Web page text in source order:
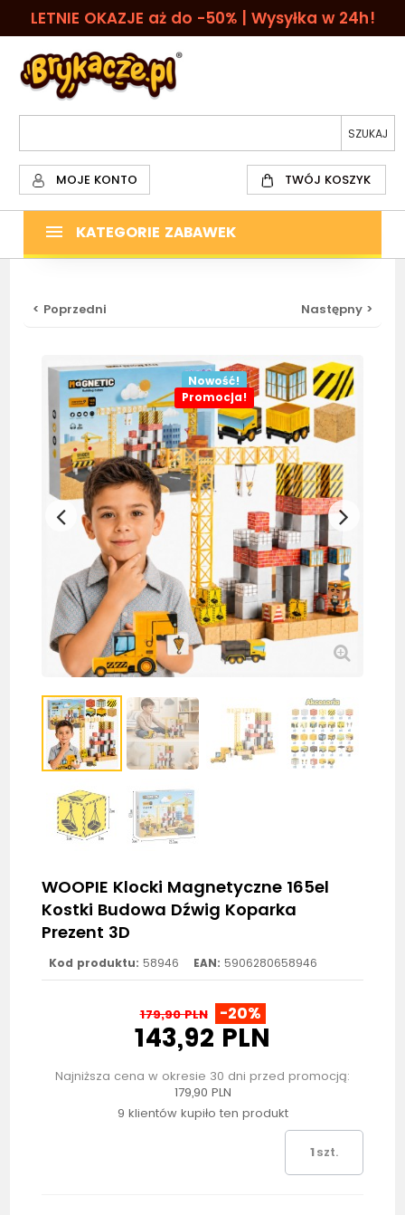
LETNIE OKAZJE aż do -50% | Wysyłka w 24h!
MOJE KONTO TWÓJ KOSZYK
KATEGORIE ZABAWEK
< Poprzedni Następny >
Nowość!
Promocja!
WOOPIE Klocki Magnetyczne 165el
Kostki Budowa Dźwig Koparka
Prezent 3D
Kod produktu: 58946 EAN: 5906280658946
179,90 PLN -20%
143,92 PLN
Najniższa cena w okresie 30 dni przed promocją:
179,90 PLN
9 klientów kupiło ten produkt
szt.